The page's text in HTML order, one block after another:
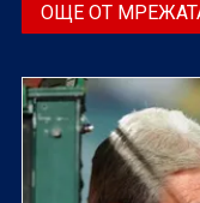
ОЩЕ ОТ